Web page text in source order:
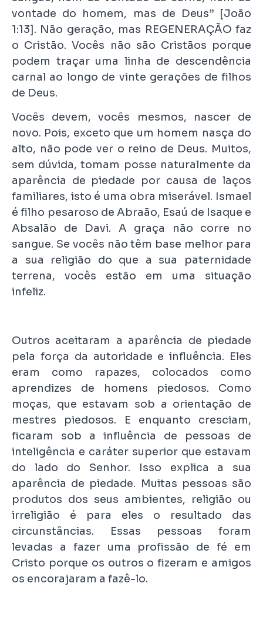
vontade do homem, mas de Deus” [João
1:13]. Não geração, mas REGENERAÇÃO faz
o Cristão. Vocês não são Cristãos porque
podem traçar uma linha de descendência
carnal ao longo de vinte gerações de filhos
de Deus.
Vocês devem, vocês mesmos, nascer de
novo. Pois, exceto que um homem nasça do
alto, não pode ver o reino de Deus. Muitos,
sem dúvida, tomam posse naturalmente da
aparência de piedade por causa de laços
familiares, isto é uma obra miserável. Ismael
é filho pesaroso de Abraão, Esaú de Isaque e
Absalão de Davi. A graça não corre no
sangue. Se vocês não têm base melhor para
a sua religião do que a sua paternidade
terrena, vocês estão em uma situação
infeliz.
Outros aceitaram a aparência de piedade
pela força da autoridade e influência. Eles
eram como rapazes, colocados como
aprendizes de homens piedosos. Como
moças, que estavam sob a orientação de
mestres piedosos. E enquanto cresciam,
ficaram sob a influência de pessoas de
inteligência e caráter superior que estavam
do lado do Senhor. Isso explica a sua
aparência de piedade. Muitas pessoas são
produtos dos seus ambientes, religião ou
irreligião é para eles o resultado das
circunstâncias. Essas pessoas foram
levadas a fazer uma profissão de fé em
Cristo porque os outros o fizeram e amigos
os encorajaram a fazê-lo.